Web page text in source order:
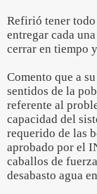
Refirió tener
entregar cada
cerrar en tiempo
Comento que a
sentidos de la
referente al
capacidad del
requerido de las
aprobado por el
caballos de
desabasto agua